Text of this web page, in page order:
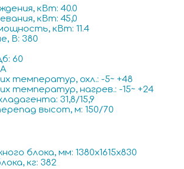
кВт: 40.0
кВт: 45,0
кВт: 11.4
В: 380
60
температур, охл.: -5~ +48
температур, нагрев.: -15~ +24
31,8/15,9
высот, м: 150/70
блока, мм: 1380x1615x830
кг: 382